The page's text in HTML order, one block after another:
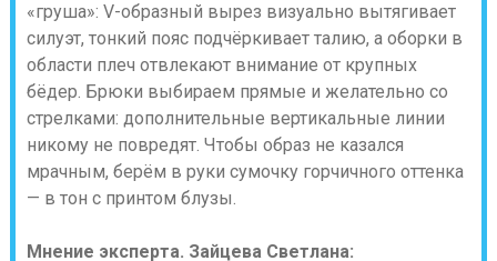
«груша»: V-образный вырез визуально вытягивает
силуэт, тонкий пояс подчёркивает талию, а оборки в
области плеч отвлекают внимание от крупных
бёдер. Брюки выбираем прямые и желательно со
стрелками: дополнительные вертикальные линии
никому не повредят. Чтобы образ не казался
мрачным, берём в руки сумочку горчичного оттенка
— в тон с принтом блузы.
Мнение эксперта. Зайцева Светлана: